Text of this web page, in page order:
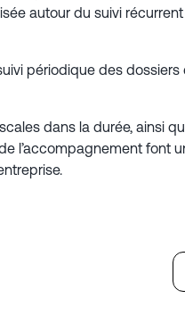
autour du suivi
périodique des dossiers
dans la durée, ainsi
l’accompagnement font